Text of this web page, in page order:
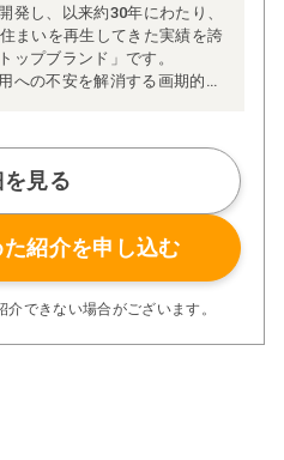
発し、以来約30年にわたり、
まいを再生してきた実績を誇
ップブランド」です。
への不安を解消する画期的な
ンジニアによる「一貫担当
ます。
熟した施工管理者が現場を統
な実績に裏付けられた充実の
より高い施工品質を実現。
ームならではの充実の保証、
後も安心です。
いの再生を私たちにお任せく
見る
た紹介を申し込む
できない場合がございます。